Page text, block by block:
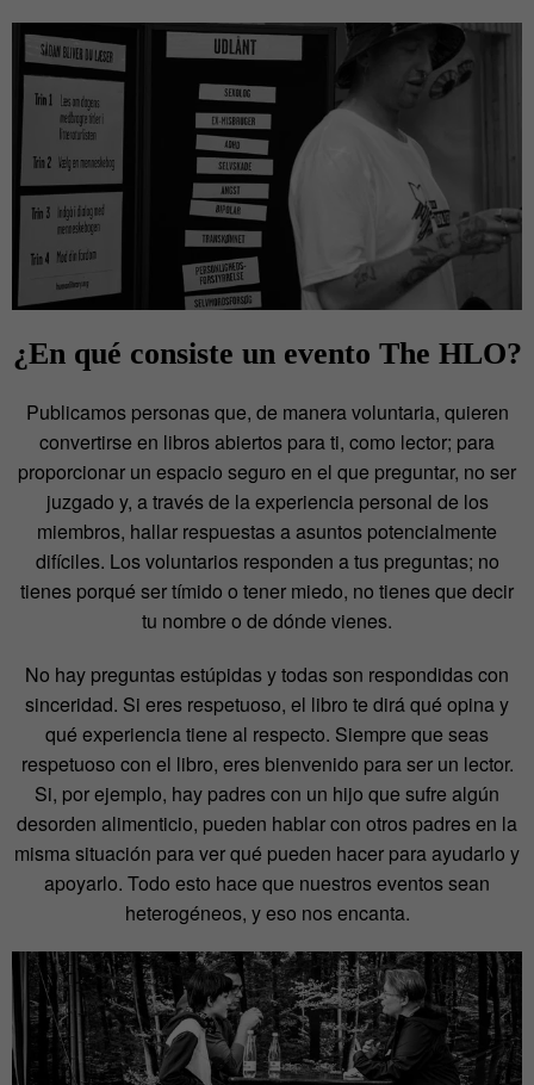
¿En qué consiste un evento The HLO?
Publicamos personas que, de manera voluntaria, quieren
convertirse en libros abiertos para ti, como lector; para
proporcionar un espacio seguro en el que preguntar, no ser
juzgado y, a través de la experiencia personal de los
miembros, hallar respuestas a asuntos potencialmente
difíciles. Los voluntarios responden a tus preguntas; no
tienes porqué ser tímido o tener miedo, no tienes que decir
tu nombre o de dónde vienes.
No hay preguntas estúpidas y todas son respondidas con
sinceridad. Si eres respetuoso, el libro te dirá qué opina y
qué experiencia tiene al respecto. Siempre que seas
respetuoso con el libro, eres bienvenido para ser un lector.
Si, por ejemplo, hay padres con un hijo que sufre algún
desorden alimenticio, pueden hablar con otros padres en la
misma situación para ver qué pueden hacer para ayudarlo y
apoyarlo. Todo esto hace que nuestros eventos sean
heterogéneos, y eso nos encanta.